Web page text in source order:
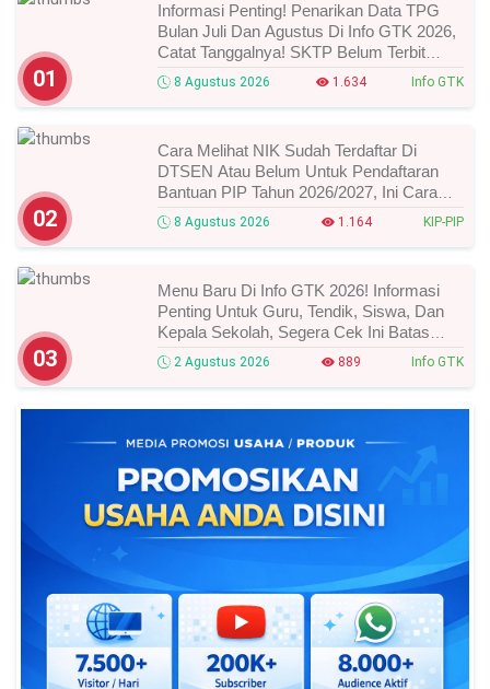
01
Informasi Penting! Penarikan Data TPG
Bulan Juli Dan Agustus Di Info GTK 2026,
Catat Tanggalnya! SKTP Belum Terbit
Januari–Juni, Ini Prosesnya!
8 Agustus 2026 1.634 Info GTK
02
Cara Melihat NIK Sudah Terdaftar Di
DTSEN Atau Belum Untuk Pendaftaran
Bantuan PIP Tahun 2026/2027, Ini Cara
Cek Dan Syarat Perubahan Desil!
8 Agustus 2026 1.164 KIP-PIP
03
Menu Baru Di Info GTK 2026! Informasi
Penting Untuk Guru, Tendik, Siswa, Dan
Kepala Sekolah, Segera Cek Ini Batas
Waktunya!
2 Agustus 2026 889 Info GTK